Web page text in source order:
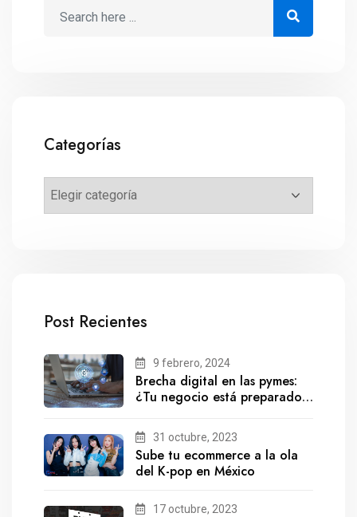
Categorías
Post Recientes
9 febrero, 2024
Brecha digital en las pymes:
¿Tu negocio está preparado
31 octubre, 2023
Sube tu ecommerce a la ola
del K-pop en México
17 octubre, 2023